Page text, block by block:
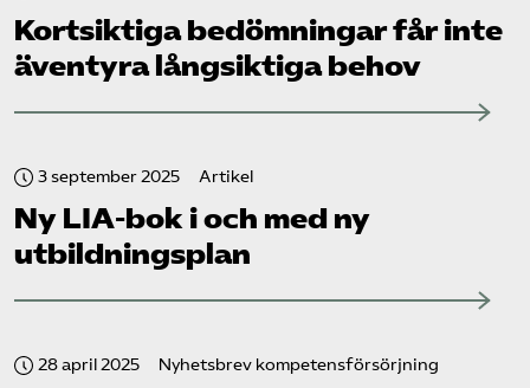
Kortsiktiga bedömningar får inte
äventyra långsiktiga behov
3 september 2025 Artikel
Ny LIA-bok i och med ny
utbildningsplan
28 april 2025 Nyhetsbrev kompetensförsörjning